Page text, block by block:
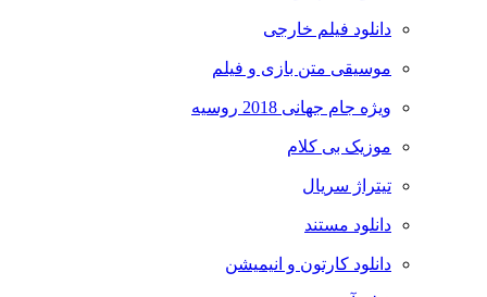
دانلود فیلم خارجی
موسیقی متن بازی و فیلم
ویژه جام جهانی 2018 روسیه
موزیک بی کلام
تیتراژ سریال
دانلود مستند
دانلود کارتون و انیمیشن